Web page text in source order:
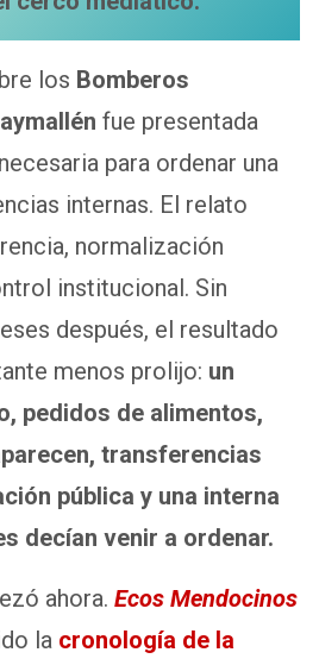
los Bomberos
fue presentada
para ordenar una
internas. El relato
normalización
institucional. Sin
después, el resultado
menos prolijo: un
pedidos de alimentos,
transferencias
pública y una interna
decían venir a ordenar.
ahora. Ecos Mendocinos
la cronología de la